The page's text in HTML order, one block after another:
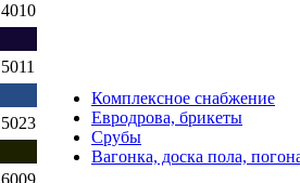
4010
5011
5023
6009
Комплексное снабжение
Евродрова, брикеты
Срубы
Вагонка, доска пола,